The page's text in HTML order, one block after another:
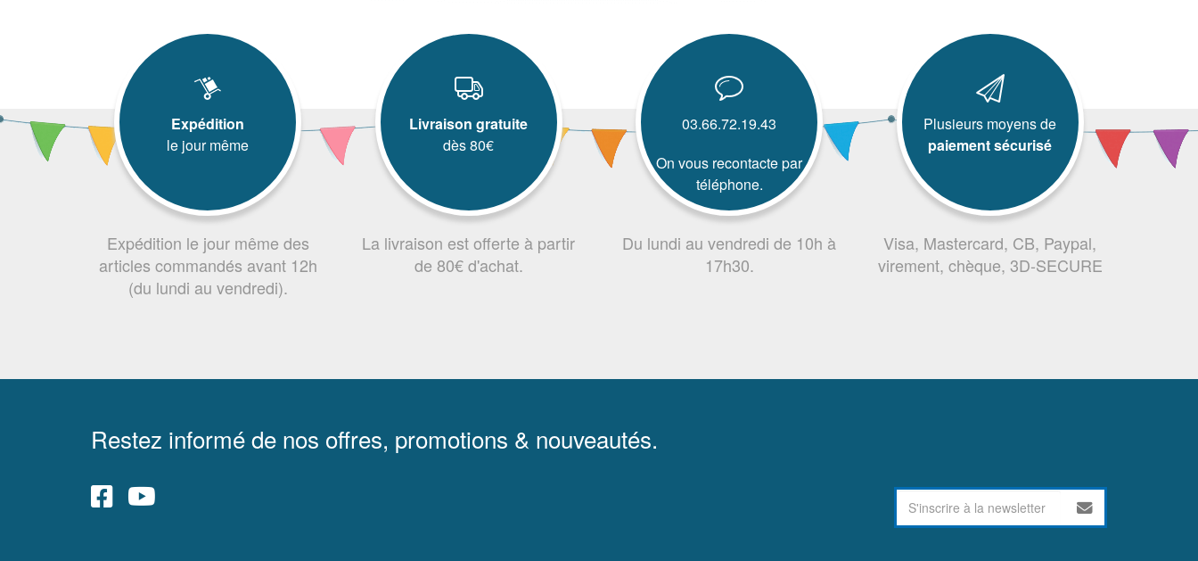
Expédition
le jour même
Expédition le jour même des
articles commandés avant 12h
(du lundi au vendredi).
Livraison gratuite
dès 80€
La livraison est offerte à partir
de 80€ d'achat.
03.66.72.19.43
On vous recontacte par
téléphone.
Du lundi au vendredi de 10h à
17h30.
Plusieurs moyens de
paiement sécurisé
Visa, Mastercard, CB, Paypal,
virement, chèque, 3D-SECURE
Restez informé de nos offres, promotions & nouveautés.